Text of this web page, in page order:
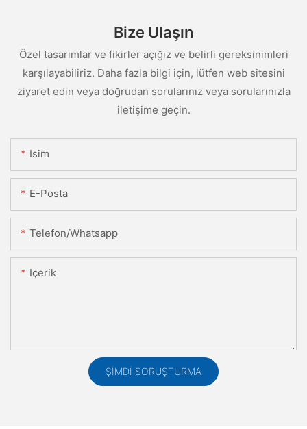
Bize Ulaşın
Özel tasarımlar ve fikirler açığız ve belirli gereksinimleri
karşılayabiliriz. Daha fazla bilgi için, lütfen web sitesini
ziyaret edin veya doğrudan sorularınız veya sorularınızla
iletişime geçin.
Isim
E-Posta
Telefon/whatsapp
Içerik
ŞIMDI SORUŞTURMA